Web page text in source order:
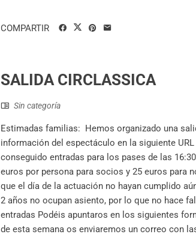
COMPARTIR
SALIDA CIRCLASSICA
Sin categoría
Estimadas familias: Hemos organizado una
información del espectáculo en la siguiente
conseguido entradas para los pases de las
euros por persona para socios y 25 euros para
que el día de la actuación no hayan cumplido
2 años no ocupan asiento, por lo que no hace
entradas Podéis apuntaros en los siguientes
de esta semana os enviaremos un correo con